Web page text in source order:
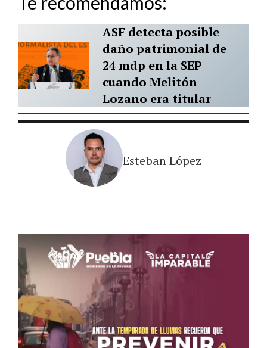
ASF detecta posible
daño patrimonial de
24 mdp en la SEP
cuando Melitón
Lozano era titular
Esteban López